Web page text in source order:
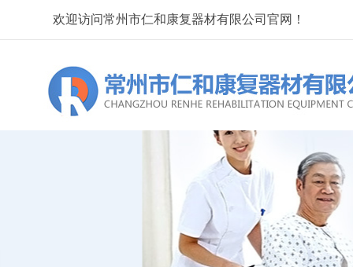
欢迎访问常州市仁和康复器材有限公司官网！